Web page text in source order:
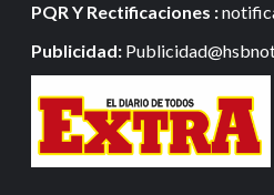
PQR Y Rectificaciones :
Publicidad: